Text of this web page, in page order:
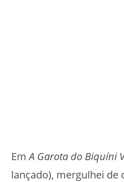
EmA Garota do Biquíni
lançado), mergulhei de